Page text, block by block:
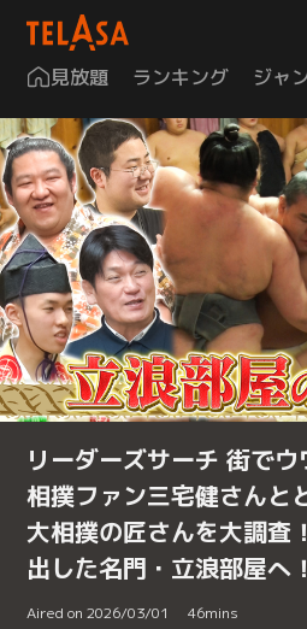
見放題 ランキング ジャ
リーダーズサーチ 街で
相撲ファン三宅健さんと
大相撲の匠さんを大調査
出した名門・立浪部屋へ！
Aired on 2026/03/01 46mins